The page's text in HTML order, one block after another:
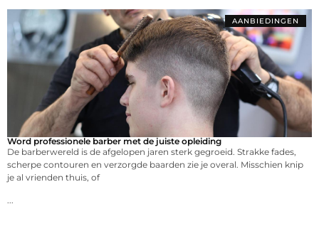
AANBIEDINGEN
Word professionele barber met de juiste opleiding
De barberwereld is de afgelopen jaren sterk gegroeid. Strakke fades,
scherpe contouren en verzorgde baarden zie je overal. Misschien knip
je al vrienden thuis, of
...